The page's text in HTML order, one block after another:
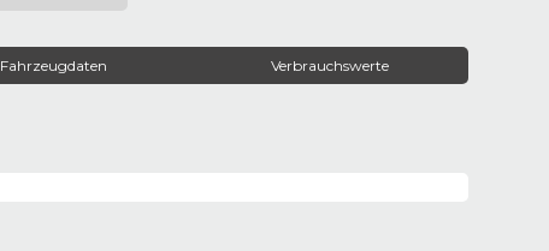
Fahrzeugdaten Verbrauchswerte